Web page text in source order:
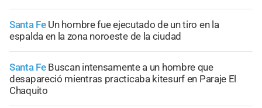
Santa Fe Un hombre fue ejecutado de un tiro en la
espalda en la zona noroeste de la ciudad
Santa Fe Buscan intensamente a un hombre que
desapareció mientras practicaba kitesurf en Paraje El
Chaquito